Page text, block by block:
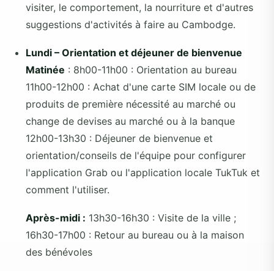
visiter, le comportement, la nourriture et d'autres
suggestions d'activités à faire au Cambodge.
Lundi – Orientation et déjeuner de bienvenue
Matinée : 8h00-11h00 : Orientation au bureau
11h00-12h00 : Achat d'une carte SIM locale ou de
produits de première nécessité au marché ou
change de devises au marché ou à la banque
12h00-13h30 : Déjeuner de bienvenue et
orientation/conseils de l'équipe pour configurer
l'application Grab ou l'application locale TukTuk et
comment l'utiliser.
Après-midi : 13h30-16h30 : Visite de la ville ;
16h30-17h00 : Retour au bureau ou à la maison
des bénévoles